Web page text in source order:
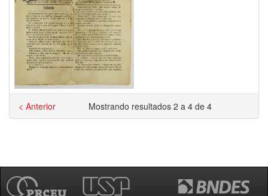
Mostrando resultados 2 a 4 de 4
< Anterior